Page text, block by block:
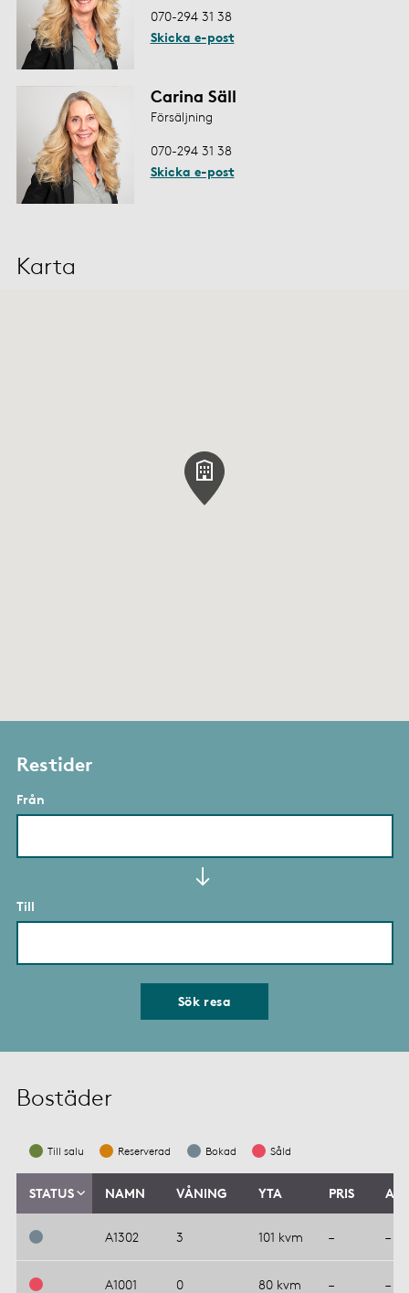
070-294 31 38
Skicka e-post
Carina Säll
Försäljning
070-294 31 38
Skicka e-post
Karta
Restider
Från
Till
Sök resa
Bostäder
Till salu Reserverad Bokad Såld
STATUS NAMN VÅNING YTA PRIS
A1302 3 101 kvm – –
A1001 0 80 kvm – –